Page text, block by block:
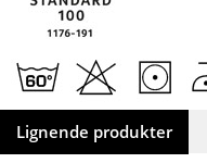
Lignende produkter